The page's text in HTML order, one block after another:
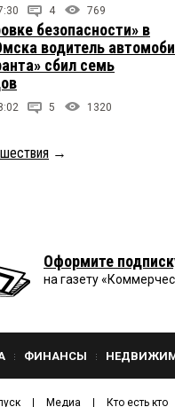
4 769
безопасности» в
водитель
сбил семь
5 1320
→
Оформите
на газету
ФИНАНСЫ
Медиа Кто есть кто